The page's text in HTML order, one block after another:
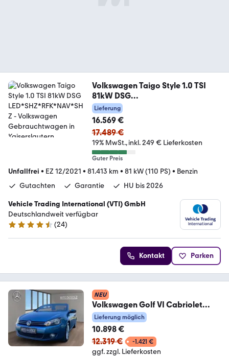
Volkswagen Taigo Style 1.0 TSI
81kW DSG
LED*SHZ*RFK*NAV*SHZ
Lieferung
16.569 €
17.489 €
19% MwSt. inkl. 249 € Lieferkosten
Guter Preis
Unfallfrei • EZ 12/2021 • 81.413 km • 81 kW (110 PS) • Benzin
Gutachten
Garantie HU bis 2026
Vehicle Trading International (VTI) GmbH
Deutschlandweit verfügbar
4.4 Sterne
(24)
Kontakt Parken
NEU
Volkswagen Golf VI Cabriolet
PARK
ASSIST+NAVI+WINDSCHOTT+BC
Lieferung möglich
10.898 €
12.319 €
-1.421 €
ggf. zzgl. Lieferkosten